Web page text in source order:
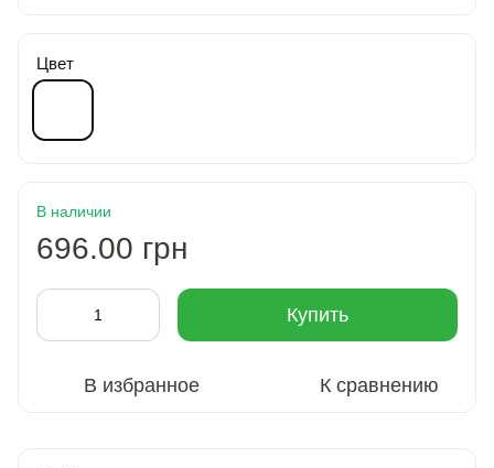
Цвет
В наличии
696.00 грн
Купить
В избранное К сравнению